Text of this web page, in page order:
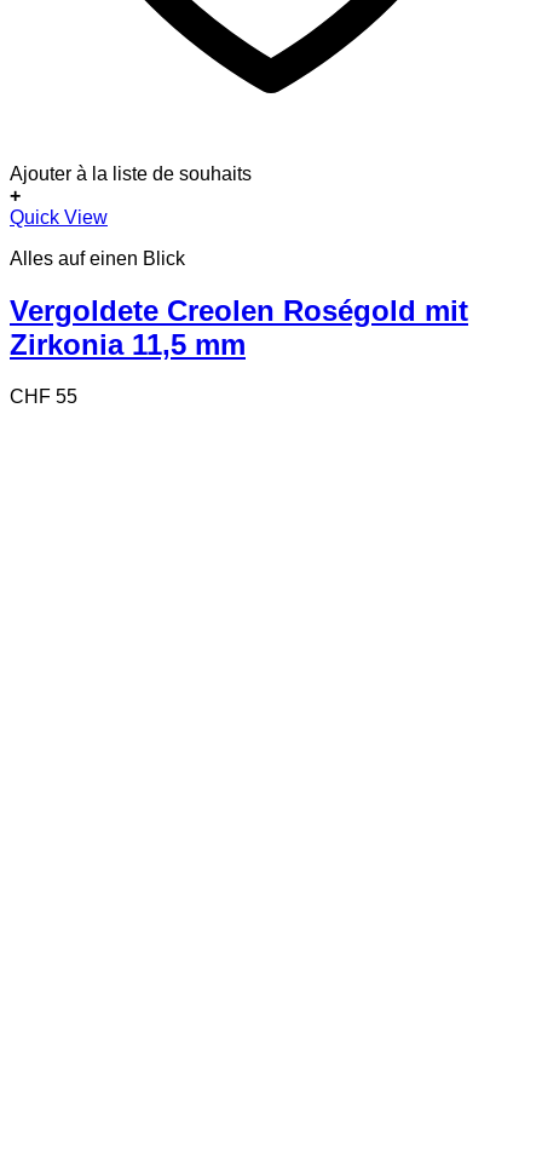
Ajouter à la liste de souhaits
+
Quick View
Alles auf einen Blick
Vergoldete Creolen Roségold mit
Zirkonia 11,5 mm
CHF 55